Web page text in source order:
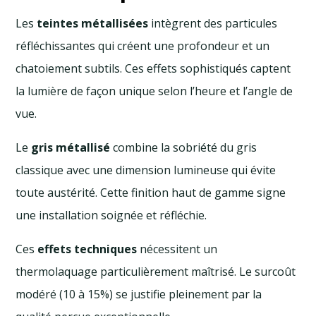
Les teintes métallisées intègrent des particules
réfléchissantes qui créent une profondeur et un
chatoiement subtils. Ces effets sophistiqués captent
la lumière de façon unique selon l’heure et l’angle de
vue.
Le gris métallisé combine la sobriété du gris
classique avec une dimension lumineuse qui évite
toute austérité. Cette finition haut de gamme signe
une installation soignée et réfléchie.
Ces effets techniques nécessitent un
thermolaquage particulièrement maîtrisé. Le surcoût
modéré (10 à 15%) se justifie pleinement par la